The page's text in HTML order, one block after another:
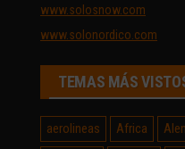
www.solosnow.com
www.solonordico.com
TEMAS MÁS
aerolineas Africa